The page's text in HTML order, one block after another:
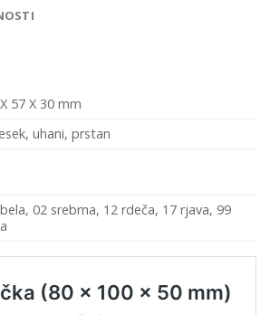
57 X 30 mm
uhani, prstan
02 srebrna, 12 rdeča, 17 rjava, 99